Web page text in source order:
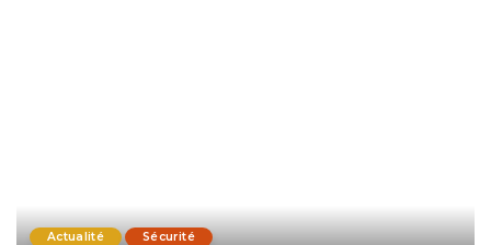
Actualité Sécurité